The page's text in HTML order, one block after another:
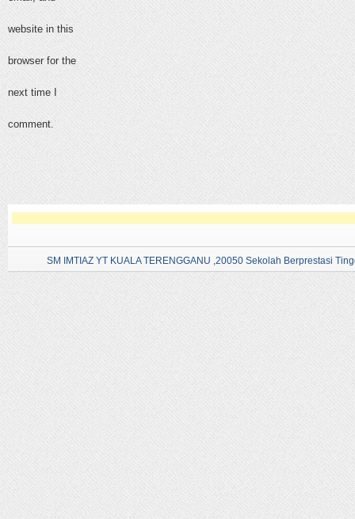
website in this
browser for the
next time I
comment.
SM IMTIAZ YT KUALA TERENGGANU ,20050 Sekolah Berprestasi